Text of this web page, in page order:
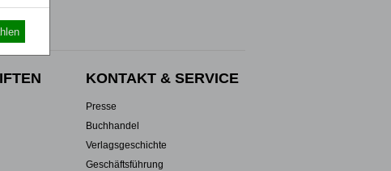
KONTAKT & SERVICE
Presse
Buchhandel
Verlagsgeschichte
Geschäftsführung